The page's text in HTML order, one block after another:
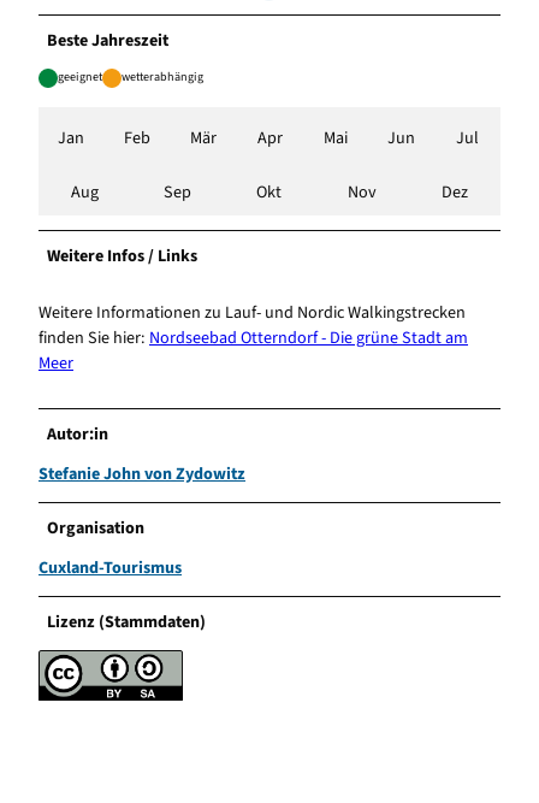
Beste Jahreszeit
geeignet wetterabhängig
Jan Feb Mär Apr Mai Jun Jul
Aug Sep Okt Nov Dez
Weitere Infos / Links
Weitere Informationen zu Lauf- und Nordic Walkingstrecken
finden Sie hier: Nordseebad Otterndorf - Die grüne Stadt am
Meer
Autor:in
Stefanie John von Zydowitz
Organisation
Cuxland-Tourismus
Lizenz (Stammdaten)